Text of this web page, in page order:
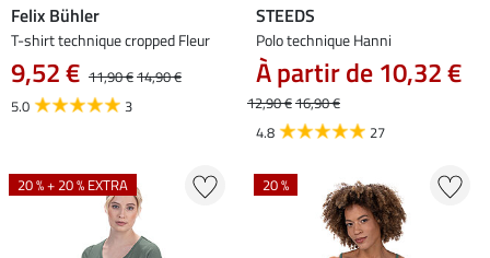
Felix Bühler
T-shirt technique cropped Fleur
9,52 € 11,90 €14,90 €
5.0
3
STEEDS
Polo technique Hanni
À partir de 10,32 €
12,90 €16,90 €
4.8
27
20 % + 20 % EXTRA 20 %